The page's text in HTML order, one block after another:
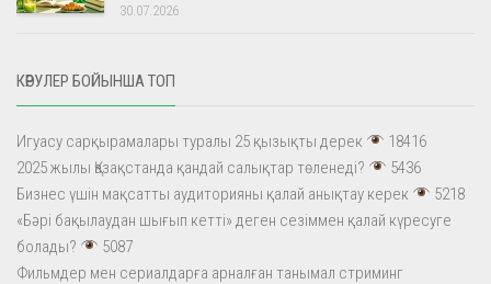
30.07.2026
КӨРУЛЕР БОЙЫНША ТОП
Игуасу сарқырамалары туралы 25 қызықты дерек
18416
2025 жылы Қазақстанда қандай салықтар төленеді?
5436
Бизнес үшін мақсатты аудиторияны қалай анықтау керек
5218
«Бәрі бақылаудан шығып кетті» деген сезіммен қалай күресуге
болады?
5087
Фильмдер мен сериалдарға арналған танымал стриминг